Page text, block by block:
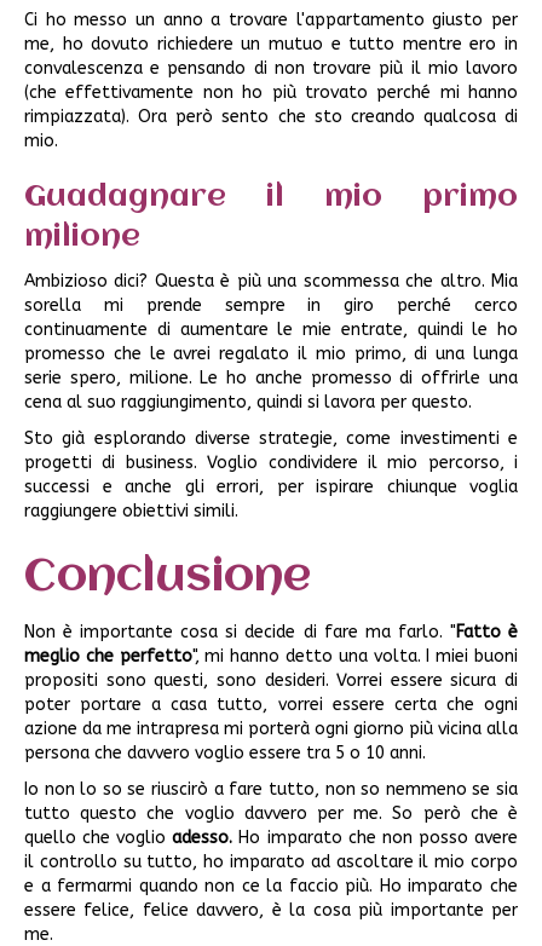
Ci ho messo un anno a trovare l'appartamento giusto per
me, ho dovuto richiedere un mutuo e tutto mentre ero in
convalescenza e pensando di non trovare più il mio lavoro
(che effettivamente non ho più trovato perché mi hanno
rimpiazzata). Ora però sento che sto creando qualcosa di
mio.
Guadagnare il mio primo
milione
Ambizioso dici? Questa è più una scommessa che altro. Mia
sorella mi prende sempre in giro perché cerco
continuamente di aumentare le mie entrate, quindi le ho
promesso che le avrei regalato il mio primo, di una lunga
serie spero, milione. Le ho anche promesso di offrirle una
cena al suo raggiungimento, quindi si lavora per questo.
Sto già esplorando diverse strategie, come investimenti e
progetti di business. Voglio condividere il mio percorso, i
successi e anche gli errori, per ispirare chiunque voglia
raggiungere obiettivi simili.
Conclusione
Non è importante cosa si decide di fare ma farlo. "Fatto è
meglio che perfetto", mi hanno detto una volta. I miei buoni
propositi sono questi, sono desideri. Vorrei essere sicura di
poter portare a casa tutto, vorrei essere certa che ogni
azione da me intrapresa mi porterà ogni giorno più vicina alla
persona che davvero voglio essere tra 5 o 10 anni.
Io non lo so se riuscirò a fare tutto, non so nemmeno se sia
tutto questo che voglio davvero per me. So però che è
quello che voglioadesso. Ho imparato che non posso avere
il controllo su tutto, ho imparato ad ascoltare il mio corpo
e a fermarmi quando non ce la faccio più. Ho imparato che
essere felice, felice davvero, è la cosa più importante per
me.